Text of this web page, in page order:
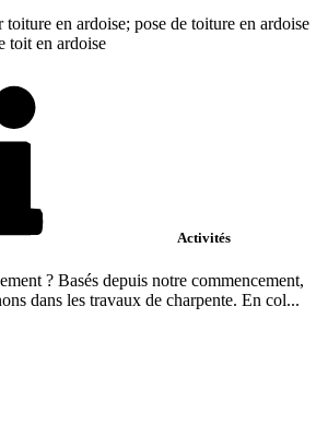
en ardoise; pose de toiture en ardoise
toit en ardoise
Activités
? Basés depuis notre commencement,
dans les travaux de charpente. En col...